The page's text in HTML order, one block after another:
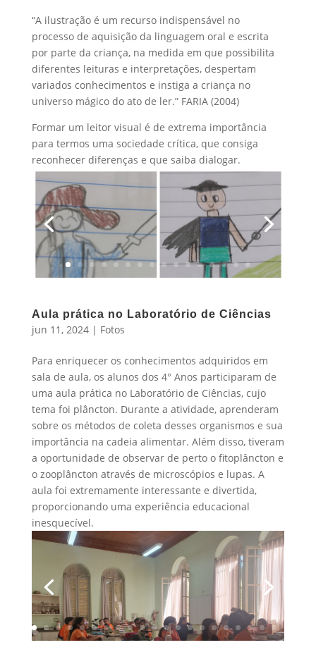
“A ilustração é um recurso indispensável no
processo de aquisição da linguagem oral e escrita
por parte da criança, na medida em que possibilita
diferentes leituras e interpretações, despertam
variados conhecimentos e instiga a criança no
universo mágico do ato de ler.” FARIA (2004)
Formar um leitor visual é de extrema importância
para termos uma sociedade crítica, que consiga
reconhecer diferenças e que saiba dialogar.
Aula prática no Laboratório de Ciências
jun 11, 2024| Fotos
Para enriquecer os conhecimentos adquiridos em
sala de aula, os alunos dos 4° Anos participaram de
uma aula prática no Laboratório de Ciências, cujo
tema foi plâncton. Durante a atividade, aprenderam
sobre os métodos de coleta desses organismos e sua
importância na cadeia alimentar. Além disso, tiveram
a oportunidade de observar de perto o fitoplâncton e
o zooplâncton através de microscópios e lupas. A
aula foi extremamente interessante e divertida,
proporcionando uma experiência educacional
inesquecível.